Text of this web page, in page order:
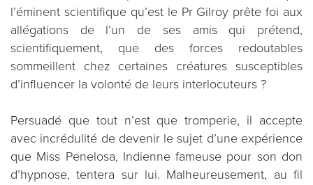
l’éminent scientifique qu’est le Pr Gilroy prête foi aux
allégations de l’un de ses amis qui prétend,
scientifiquement, que des forces redoutables
sommeillent chez certaines créatures susceptibles
d’influencer la volonté de leurs interlocuteurs ?
Persuadé que tout n’est que tromperie, il accepte
avec incrédulité de devenir le sujet d’une expérience
que Miss Penelosa, Indienne fameuse pour son don
d’hypnose, tentera sur lui. Malheureusement, au fil